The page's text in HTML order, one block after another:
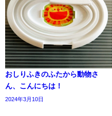
おしりふきのふたから動物さ
ん、こんにちは！
2024年3月10日